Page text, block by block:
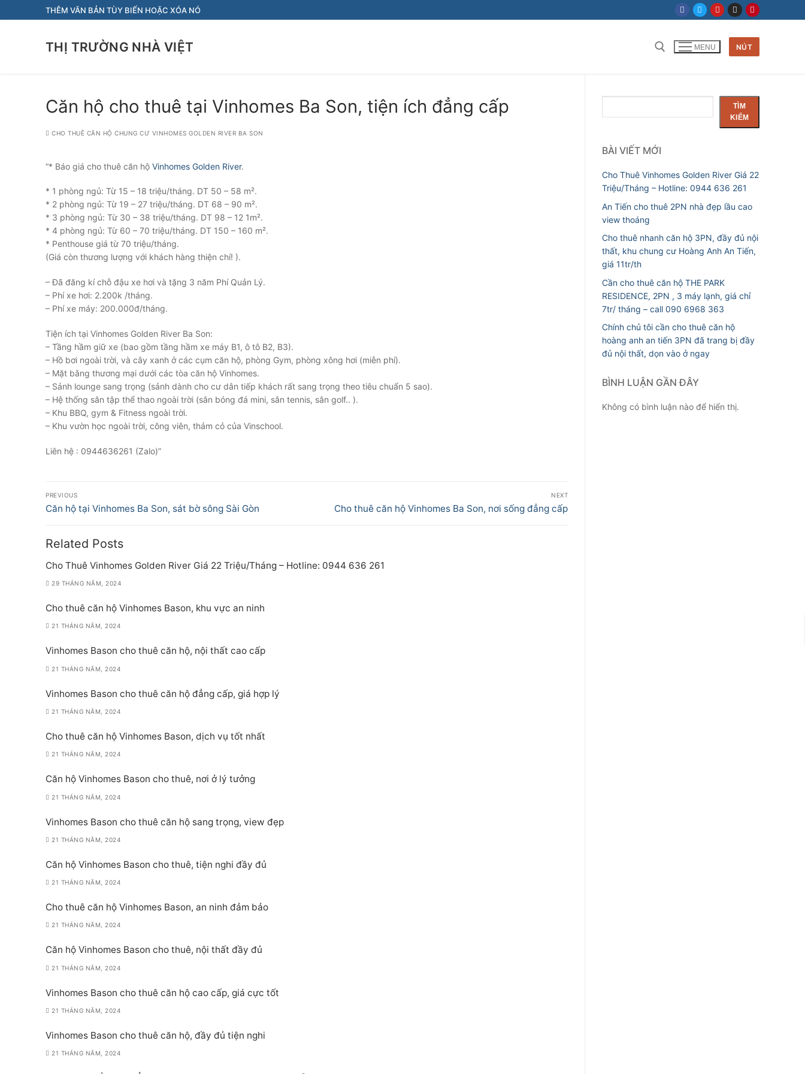
đến
THÊM VĂN BẢN TÙY BIẾN HOẶC XÓA NÓ
THỊ TRƯỜNG NHÀ VIỆT
Tìm kiếm cho:
MENU NÚT
Căn hộ cho thuê tại Vinhomes Ba Son, tiện ích đẳng cấp
CHO THUÊ CĂN HỘ CHUNG CƯ VINHOMES GOLDEN RIVER BA SON
“* Báo giá cho thuê căn hộ Vinhomes Golden River.
* 1 phòng ngủ: Từ 15 – 18 triệu/tháng. DT 50 – 58 m².
* 2 phòng ngủ: Từ 19 – 27 triệu/tháng. DT 68 – 90 m².
* 3 phòng ngủ: Từ 30 – 38 triệu/tháng. DT 98 – 12 1m².
* 4 phòng ngủ: Từ 60 – 70 triệu/tháng. DT 150 – 160 m².
* Penthouse giá từ 70 triệu/tháng.
(Giá còn thương lượng với khách hàng thiện chí! ).
– Đã đăng kí chỗ đậu xe hơi và tặng 3 năm Phí Quản Lý.
– Phí xe hơi: 2.200k /tháng.
– Phí xe máy: 200.000đ/tháng.
Tiện ích tại Vinhomes Golden River Ba Son:
– Tầng hầm giữ xe (bao gồm tầng hầm xe máy B1, ô tô B2, B3).
– Hồ bơi ngoài trời, và cây xanh ở các cụm căn hộ, phòng Gym, phòng xông hơi (miễn phí).
– Mặt bằng thương mại dưới các tòa căn hộ Vinhomes.
– Sảnh lounge sang trọng (sảnh dành cho cư dân tiếp khách rất sang trọng theo tiêu chuẩn 5 sao).
– Hệ thống sân tập thể thao ngoài trời (sân bóng đá mini, sân tennis, sân golf.. ).
– Khu BBQ, gym & Fitness ngoài trời.
– Khu vườn học ngoài trời, công viên, thảm cỏ của Vinschool.
Liên hệ : 0944636261 (Zalo)”
Điều
hướng
bài
viết
PREVIOUS
Previous
Căn hộ tại Vinhomes Ba Son, sát bờ sông Sài Gòn
NEXT
Next
Cho thuê căn hộ Vinhomes Ba Son, nơi sống đẳng cấp
Related Posts
Cho Thuê Vinhomes Golden River Giá 22 Triệu/Tháng – Hotline: 0944 636 261
29 THÁNG NĂM, 2024
Cho thuê căn hộ Vinhomes Bason, khu vực an ninh
21 THÁNG NĂM, 2024
Vinhomes Bason cho thuê căn hộ, nội thất cao cấp
21 THÁNG NĂM, 2024
Vinhomes Bason cho thuê căn hộ đẳng cấp, giá hợp lý
21 THÁNG NĂM, 2024
Cho thuê căn hộ Vinhomes Bason, dịch vụ tốt nhất
21 THÁNG NĂM, 2024
Căn hộ Vinhomes Bason cho thuê, nơi ở lý tưởng
21 THÁNG NĂM, 2024
Vinhomes Bason cho thuê căn hộ sang trọng, view đẹp
21 THÁNG NĂM, 2024
Căn hộ Vinhomes Bason cho thuê, tiện nghi đầy đủ
21 THÁNG NĂM, 2024
Cho thuê căn hộ Vinhomes Bason, an ninh đảm bảo
21 THÁNG NĂM, 2024
Căn hộ Vinhomes Bason cho thuê, nội thất đầy đủ
21 THÁNG NĂM, 2024
Vinhomes Bason cho thuê căn hộ cao cấp, giá cực tốt
21 THÁNG NĂM, 2024
Vinhomes Bason cho thuê căn hộ, đầy đủ tiện nghi
21 THÁNG NĂM, 2024
kiếm
TÌM
KIẾM
BÀI VIẾT MỚI
Cho Thuê Vinhomes Golden River Giá 22
Triệu/Tháng – Hotline: 0944 636 261
An Tiến cho thuê 2PN nhà đẹp lầu cao
view thoáng
Cho thuê nhanh căn hộ 3PN, đầy đủ nội
thất, khu chung cư Hoàng Anh An Tiến,
giá 11tr/th
Cần cho thuê căn hộ THE PARK
RESIDENCE, 2PN , 3 máy lạnh, giá chỉ
7tr/ tháng – call 090 6968 363
Chính chủ tôi cần cho thuê căn hộ
hoàng anh an tiến 3PN đã trang bị đầy
đủ nội thất, dọn vào ở ngay
BÌNH LUẬN GẦN ĐÂY
Không có bình luận nào để hiển thị.